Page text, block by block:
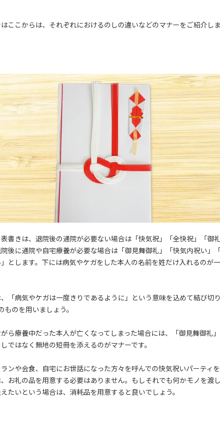
ここからは、それぞれにおけるのしの違いなどのマナーをご紹介し
書きは、退院後の通院が必要ない場合は「快気祝」「全快祝」「御
後に通院や自宅療養が必要な場合は「御見舞御礼」「快気内祝い」
とします。下には病気やケガをした本人の名前を姓だけ入れるのが
「病気やケガは一度きりであるように」という意味を込めて結び切
ものを用いましょう。
ら療養中だった本人が亡くなってしまった場合には、「御見舞御礼
ではなく無地の短冊を添えるのがマナーです。
ンや会食、自宅にお世話になった方々を呼んでの快気祝いパーティ
お礼の品を用意する必要はありません。もしそれでも何かモノを渡
たいという場合は、消耗品を用意すると良いでしょう。